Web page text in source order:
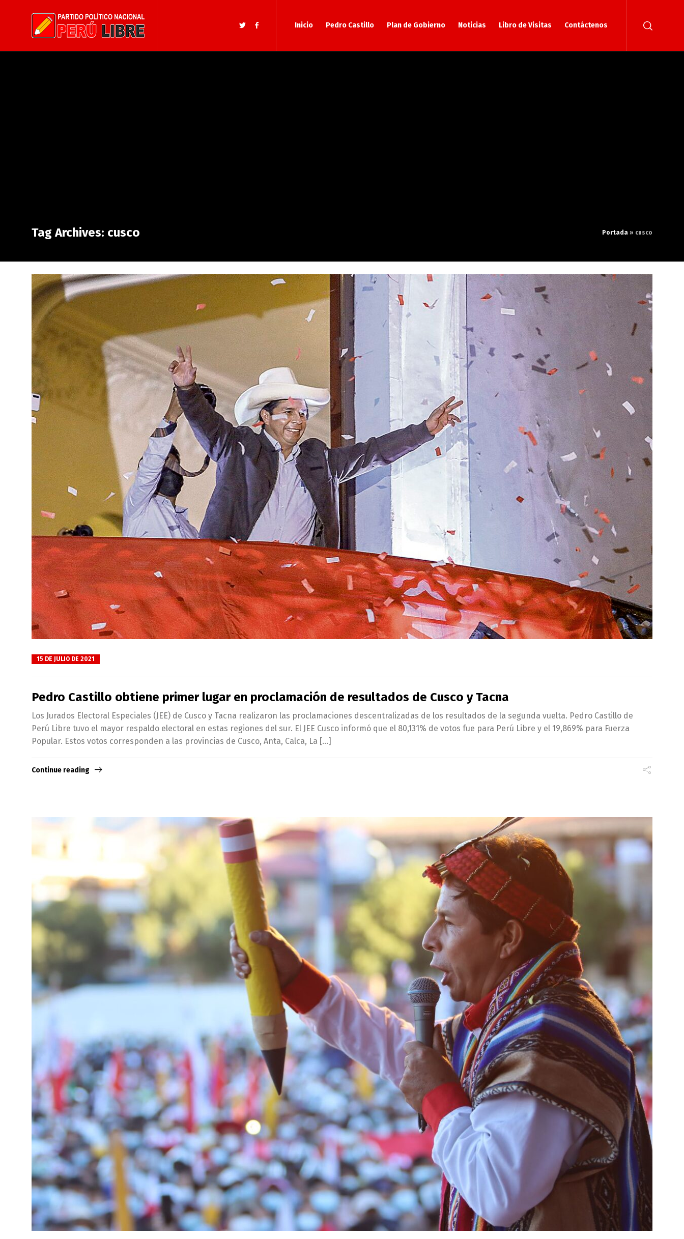
Inicio Pedro Castillo Plan de Gobierno Noticias Libro de Visitas Contáctenos
Tag Archives: cusco Portada » cusco
15 DE JULIO DE 2021
Pedro Castillo obtiene primer lugar en proclamación de resultados de Cusco y Tacna
Los Jurados Electoral Especiales (JEE) de Cusco y Tacna realizaron las proclamaciones descentralizadas de los resultados de la segunda vuelta. Pedro Castillo de
Perú Libre tuvo el mayor respaldo electoral en estas regiones del sur. El JEE Cusco informó que el 80,131% de votos fue para Perú Libre y el 19,869% para Fuerza
Popular. Estos votos corresponden a las provincias de Cusco, Anta, Calca, La […]
Continue reading